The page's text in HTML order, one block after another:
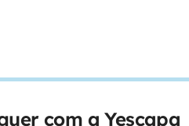
com a Yescapa